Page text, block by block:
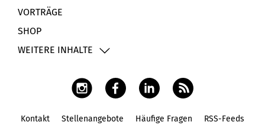
VORTRÄGE
SHOP
WEITERE INHALTE
Kontakt Stellenangebote Häufige Fragen RSS-Feeds